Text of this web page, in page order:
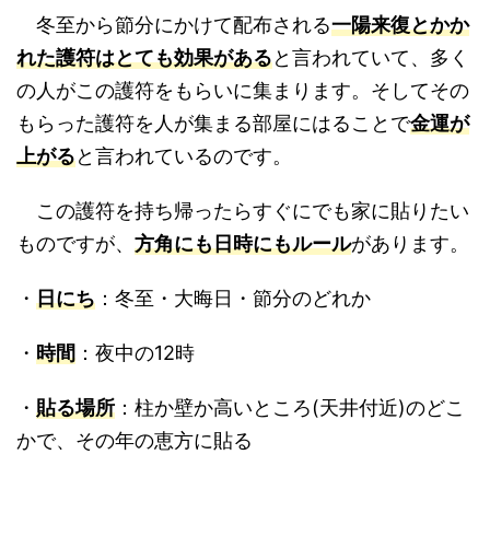
冬至から節分にかけて配布される一陽来復とかか
れた護符はとても効果があると言われていて、多く
の人がこの護符をもらいに集まります。そしてその
もらった護符を人が集まる部屋にはることで金運が
上がると言われているのです。
この護符を持ち帰ったらすぐにでも家に貼りたい
ものですが、 方角にも日時にもルールがあります。
・ 日にち ：冬至・大晦日・節分のどれか
・ 時間 ：夜中の12時
・ 貼る場所 ：柱か壁か高いところ(天井付近)のどこ
かで、その年の恵方に貼る